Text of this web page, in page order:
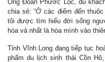
Ông Đoàn Phước Lộc, du
chia sẻ: “Ở các điểm đến
tôi được tìm hiểu đời sống
hóa và nhất là hòa mình vào
Tỉnh Vĩnh Long đang tiếp tục
phẩm du lịch sinh thái Cồn